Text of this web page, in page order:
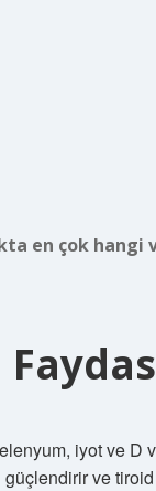
en çok
iyot ve D
güçlendirir ve